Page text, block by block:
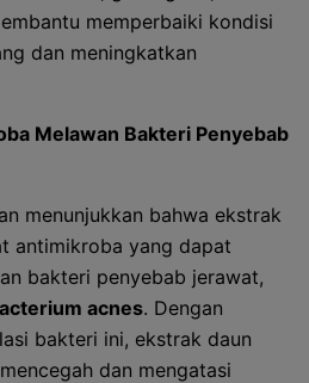
memperbaiki kondisi
dan meningkatkan
Melawan Bakteri Penyebab
menunjukkan bahwa ekstrak
antimikroba yang dapat
bakteri penyebab jerawat,
acnes. Dengan
bakteri ini, ekstrak daun
dan mengatasi